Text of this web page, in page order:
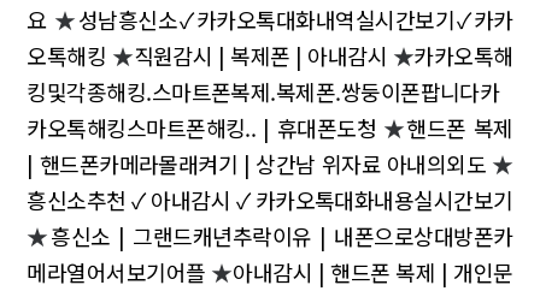
요★성남흥신소✓카카오톡대화내역실시간보기✓카카
오톡해킹 ★직원감시 | 복제폰 | 아내감시 ★카카오톡해
킹및각종해킹.스마트폰복제.복제폰.쌍둥이폰팝니다카
카오톡해킹스마트폰해킹.. | 휴대폰도청 ★핸드폰 복제
| 핸드폰카메라몰래켜기 | 상간남 위자료 아내의외도 ★
흥신소추천✓아내감시✓카카오톡대화내용실시간보기
★흥신소 | 그랜드캐년추락이유 | 내폰으로상대방폰카
메라열어서보기어플 ★아내감시 | 핸드폰 복제 | 개인문